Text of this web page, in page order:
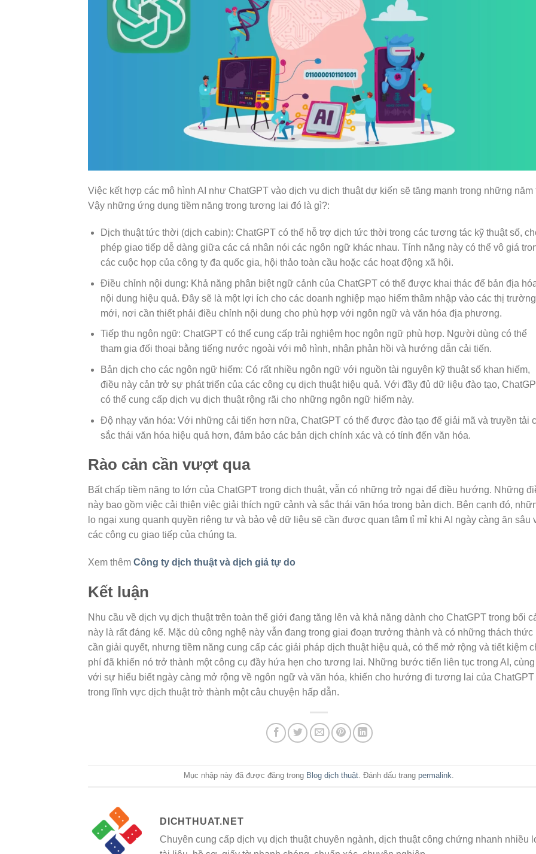
Việc kết hợp các mô hình AI như ChatGPT vào dịch vụ dịch thuật dự kiến sẽ tăng mạnh trong những năm
Vậy những ứng dụng tiềm năng trong tương lai đó là gì?:
Dịch thuật tức thời (dịch cabin): ChatGPT có thể hỗ trợ dịch tức thời trong các tương tác kỹ thuật số,
phép giao tiếp dễ dàng giữa các cá nhân nói các ngôn ngữ khác nhau. Tính năng này có thể vô giá
các cuộc họp của công ty đa quốc gia, hội thảo toàn cầu hoặc các hoạt động xã hội.
Điều chỉnh nội dung: Khả năng phân biệt ngữ cảnh của ChatGPT có thể được khai thác để bản địa
nội dung hiệu quả. Đây sẽ là một lợi ích cho các doanh nghiệp mạo hiểm thâm nhập vào các thị trường
mới, nơi cần thiết phải điều chỉnh nội dung cho phù hợp với ngôn ngữ và văn hóa địa phương.
Tiếp thu ngôn ngữ: ChatGPT có thể cung cấp trải nghiệm học ngôn ngữ phù hợp. Người dùng có thể
tham gia đối thoại bằng tiếng nước ngoài với mô hình, nhận phản hồi và hướng dẫn cải tiến.
Bản dịch cho các ngôn ngữ hiếm: Có rất nhiều ngôn ngữ với nguồn tài nguyên kỹ thuật số khan hiếm,
điều này cản trở sự phát triển của các công cụ dịch thuật hiệu quả. Với đầy đủ dữ liệu đào tạo,
có thể cung cấp dịch vụ dịch thuật rộng rãi cho những ngôn ngữ hiếm này.
Độ nhạy văn hóa: Với những cải tiến hơn nữa, ChatGPT có thể được đào tạo để giải mã và truyền tải
sắc thái văn hóa hiệu quả hơn, đảm bảo các bản dịch chính xác và có tính đến văn hóa.
Rào cản cần vượt qua
Bất chấp tiềm năng to lớn của ChatGPT trong dịch thuật, vẫn có những trở ngại để điều hướng. Những
này bao gồm việc cải thiện việc giải thích ngữ cảnh và sắc thái văn hóa trong bản dịch. Bên cạnh đó,
lo ngại xung quanh quyền riêng tư và bảo vệ dữ liệu sẽ cần được quan tâm tỉ mỉ khi AI ngày càng ăn sâu
các công cụ giao tiếp của chúng ta.
Xem thêm Công ty dịch thuật và dịch giả tự do
Kết luận
Nhu cầu về dịch vụ dịch thuật trên toàn thế giới đang tăng lên và khả năng dành cho ChatGPT trong bối
này là rất đáng kể. Mặc dù công nghệ này vẫn đang trong giai đoạn trưởng thành và có những thách thức
cần giải quyết, nhưng tiềm năng cung cấp các giải pháp dịch thuật hiệu quả, có thể mở rộng và tiết kiệm
phí đã khiến nó trở thành một công cụ đầy hứa hẹn cho tương lai. Những bước tiến liên tục trong AI, cùng
với sự hiểu biết ngày càng mở rộng về ngôn ngữ và văn hóa, khiến cho hướng đi tương lai của ChatGPT
trong lĩnh vực dịch thuật trở thành một câu chuyện hấp dẫn.
Mục nhập này đã được đăng trong Blog dịch thuật. Đánh dấu trangpermalink.
DICHTHUAT.NET
Chuyên cung cấp dịch vụ dịch thuật chuyên ngành, dịch thuật công chứng nhanh nhiều